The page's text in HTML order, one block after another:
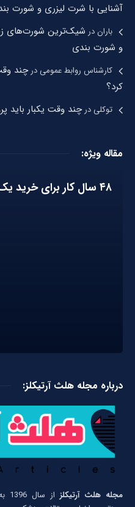
آشنایی با شرت لیزری و شورت
باراندر شیک‌ترین شورت‌های
و شورت بندی
کارشناس روابط عمومیدرچند
کرد؟
توکلیدرچند وقت یکبار باید
مقاله ویژه:
۴۸ سال کار برای خرید یک تویوتا کمری
درباره مجله هلث آرتیکلز:
مجله هلث آرتیکلز